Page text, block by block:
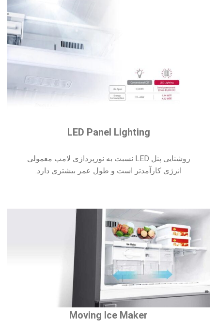
LED Panel Lighting
روشنایی پنل LED نسبت به نورپردازی لامپ معمولی
انرژی کارآمدتر است و طول عمر بیشتری دارد.
Moving Ice Maker